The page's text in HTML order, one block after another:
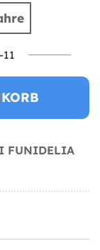
FUNIDELIA